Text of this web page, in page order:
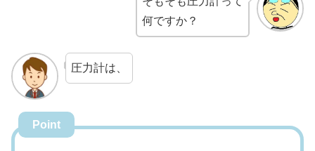
何ですか？
圧力計は、
Point